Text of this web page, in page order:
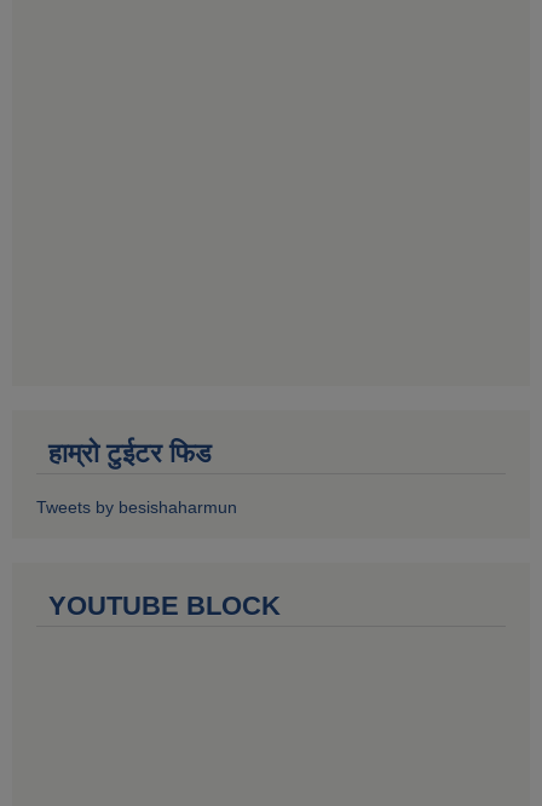
हाम्रो टुईटर फिड
Tweets by besishaharmun
YOUTUBE BLOCK